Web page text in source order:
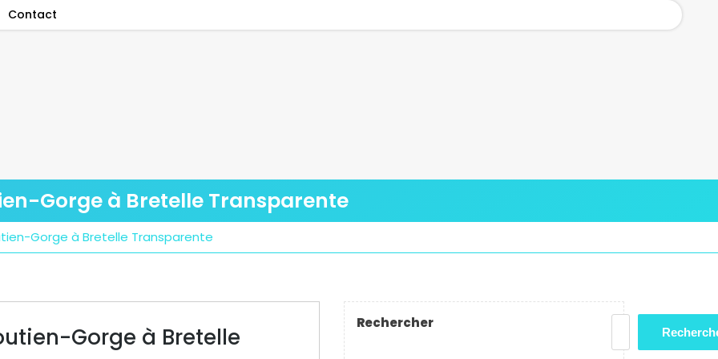
Contact
Gorge à Bretelle Transparente
Gorge à Bretelle Transparente
Gorge à Bretelle
Rechercher